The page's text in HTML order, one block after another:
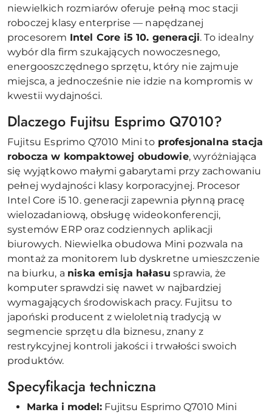
niewielkich rozmiarów oferuje pełną moc stacji
roboczej klasy enterprise — napędzanej
procesorem Intel Core i5 10. generacji. To idealny
wybór dla firm szukających nowoczesnego,
energooszczędnego sprzętu, który nie zajmuje
miejsca, a jednocześnie nie idzie na kompromis w
kwestii wydajności.
Dlaczego Fujitsu Esprimo Q7010?
Fujitsu Esprimo Q7010 Mini to profesjonalna stacja
robocza w kompaktowej obudowie, wyróżniająca
się wyjątkowo małymi gabarytami przy zachowaniu
pełnej wydajności klasy korporacyjnej. Procesor
Intel Core i5 10. generacji zapewnia płynną pracę
wielozadaniową, obsługę wideokonferencji,
systemów ERP oraz codziennych aplikacji
biurowych. Niewielka obudowa Mini pozwala na
montaż za monitorem lub dyskretne umieszczenie
na biurku, a niska emisja hałasu sprawia, że
komputer sprawdzi się nawet w najbardziej
wymagających środowiskach pracy. Fujitsu to
japoński producent z wieloletnią tradycją w
segmencie sprzętu dla biznesu, znany z
restrykcyjnej kontroli jakości i trwałości swoich
produktów.
Specyfikacja techniczna
Marka i model: Fujitsu Esprimo Q7010 Mini